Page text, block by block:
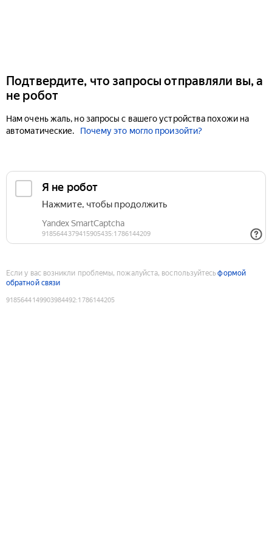
Подтвердите, что запросы отправляли вы, а
не робот
Нам очень жаль, но запросы с вашего устройства похожи на
автоматические.
Почему это могло произойти?
Если у вас возникли проблемы, пожалуйста, воспользуйтесьформой
обратной связи
9185644149903984492:1786144205